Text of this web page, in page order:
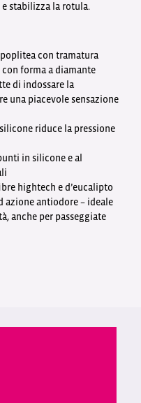
stabilizza la rotula.
con tramatura
forma a diamante
di indossare la
una piacevole sensazione
riduce la pressione
in silicone e al
hightech e d’eucalipto
azione antiodore – ideale
anche per passeggiate